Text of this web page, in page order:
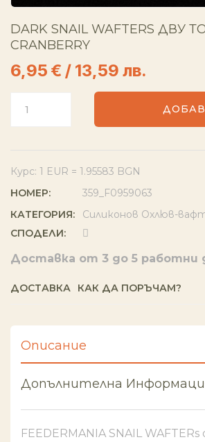
DARK SNAIL WAFTERS ДВУ
CRANBERRY
6,95 € / 13,59 лв.
Курс: 1 EUR = 1.95583 BGN
НОМЕР:
359_F0959063
КАТЕГОРИЯ:
Силиконов Охлюв-
СПОДЕЛИ:
Доставка от 3 до 5 работни
ДОСТАВКА КАК ДА ПОРЪЧАМ?
Описание
Допълнителна
FEEDERMANIA SNAIL WAFTERs